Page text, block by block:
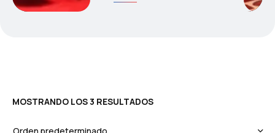
MOSTRANDO LOS 3 RESULTADOS